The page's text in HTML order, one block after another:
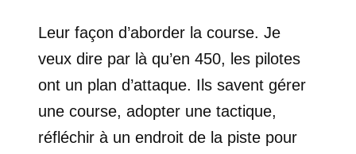
Leur façon d’aborder la course. Je
veux dire par là qu’en 450, les pilotes
ont un plan d’attaque. Ils savent gérer
une course, adopter une tactique,
réfléchir à un endroit de la piste pour